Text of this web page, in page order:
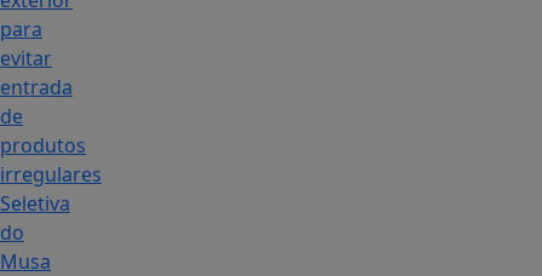
para
evitar
entrada
de
produtos
irregulares
Seletiva
do
Musa